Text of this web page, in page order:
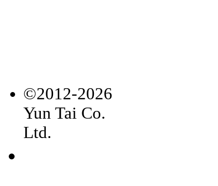
©2012-2026
Yun Tai Co.
Ltd.